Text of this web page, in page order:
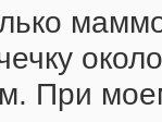
При